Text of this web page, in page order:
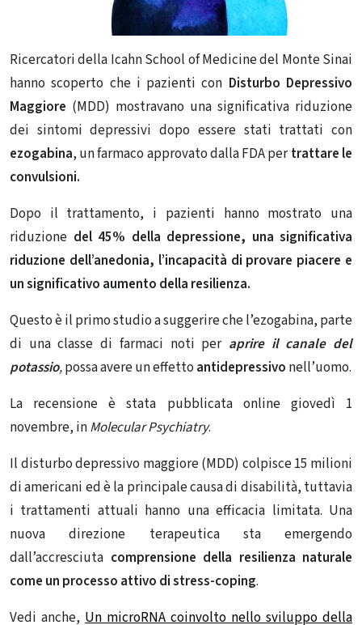
Ricercatori della Icahn School of Medicine del Monte Sinai
hanno scoperto che i pazienti con Disturbo Depressivo
Maggiore (MDD) mostravano una significativa riduzione
dei sintomi depressivi dopo essere stati trattati con
ezogabina, un farmaco approvato dalla FDA pertrattare le
convulsioni.
Dopo il trattamento, i pazienti hanno mostrato una
riduzione del 45% della depressione, una significativa
riduzione dell’anedonia, l’incapacità di provare piacere e
un significativo aumento della resilienza.
Questo è il primo studio a suggerire che l’ezogabina, parte
di una classe di farmaci noti per aprire il canale del
potassio,possa avere un effetto antidepressivo nell’uomo.
La recensione è stata pubblicata online giovedì 1
novembre, inMolecular Psychiatry.
Il disturbo depressivo maggiore (MDD) colpisce 15 milioni
di americani ed è la principale causa di disabilità, tuttavia
i trattamenti attuali hanno una efficacia limitata. Una
nuova direzione terapeutica sta emergendo
dall’accresciuta comprensione della resilienza naturale
come un processo attivo di stress-coping.
Vedi anche, Un microRNA coinvolto nello sviluppo della